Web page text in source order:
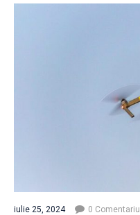
iulie 25, 2024 0 Comentariu